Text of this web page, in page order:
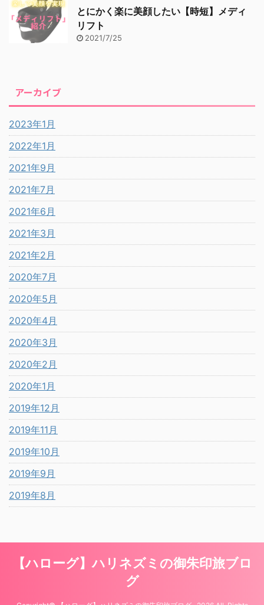
とにかく楽に美顔したい【時短】メディ
リフト
2021/7/25
アーカイブ
2023年1月
2022年1月
2021年9月
2021年7月
2021年6月
2021年3月
2021年2月
2020年7月
2020年5月
2020年4月
2020年3月
2020年2月
2020年1月
2019年12月
2019年11月
2019年10月
2019年9月
2019年8月
【ハローグ】ハリネズミの御朱印旅ブロ
グ